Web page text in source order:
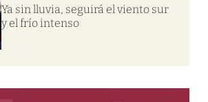
Ya sin lluvia, seguirá el viento sur
y el frío intenso